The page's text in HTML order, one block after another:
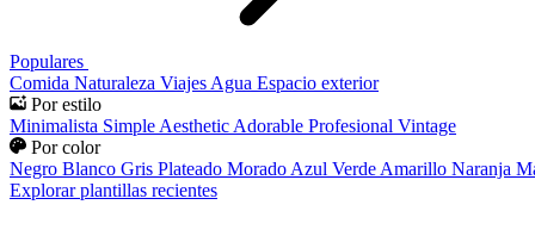
Populares
Comida Naturaleza Viajes Agua Espacio exterior
Por estilo
Minimalista Simple Aesthetic Adorable Profesional Vintage
Por color
Negro Blanco Gris Plateado Morado Azul Verde Amarillo Naranja
Explorar plantillas recientes